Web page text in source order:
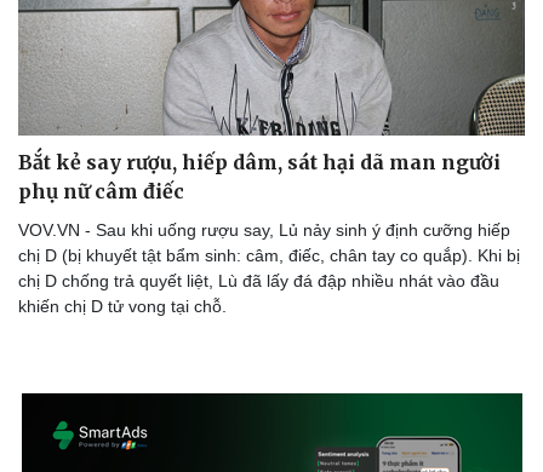
Bắt kẻ say rượu, hiếp dâm, sát hại dã man người
phụ nữ câm điếc
VOV.VN - Sau khi uống rượu say, Lủ nảy sinh ý định cưỡng hiếp
chị D (bị khuyết tật bẩm sinh: câm, điếc, chân tay co quắp). Khi bị
chị D chống trả quyết liệt, Lù đã lấy đá đập nhiều nhát vào đầu
khiến chị D tử vong tại chỗ.